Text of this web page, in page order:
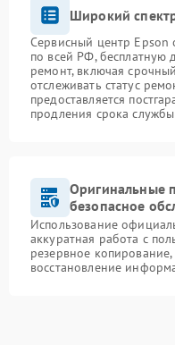
Широкий
Сервисный центр Epson
по всей РФ, бесплатную
ремонт, включая
отслеживать статус
предоставляется
продления срока
Оригинальные
безопасное
Использование
аккуратная работа с
резервное
восстановление